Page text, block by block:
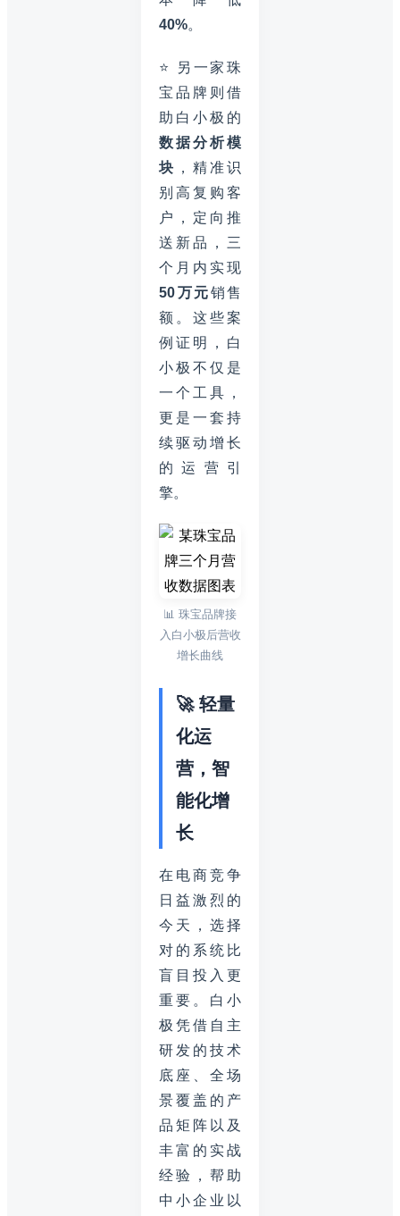
40%。
⭐ 另一家珠
宝品牌则借
助白小极的
数据分析模
块 ，精准识
别高复购客
户，定向推
送新品，三
个月内实现
50万元销售
额。这些案
例证明，白
小极不仅是
一个工具，
更是一套持
续驱动增长
的运营引
擎。
📊 珠宝品牌接
入白小极后营收
增长曲线
🚀 轻量
化运
营，智
能化增
长
在电商竞争
日益激烈的
今天，选择
对的系统比
盲目投入更
重要。白小
极凭借自主
研发的技术
底座、全场
景覆盖的产
品矩阵以及
丰富的实战
经验，帮助
中小企业以